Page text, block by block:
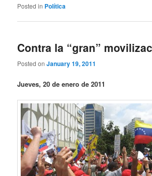
Posted in Política
Contra la “gran”
Posted onJanuary 19, 2011
Jueves, 20 de enero de 2011